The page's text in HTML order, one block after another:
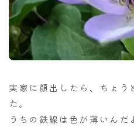
ナナちゃん人形
実家に顔出したら、ちょう
た。
うちの鉄線は色が薄いん